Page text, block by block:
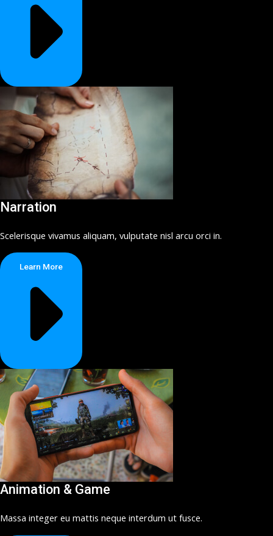
Narration
Scelerisque vivamus aliquam, vulputate nisl arcu orci in.
Learn More
Animation & Game
Massa integer eu mattis neque interdum ut fusce.